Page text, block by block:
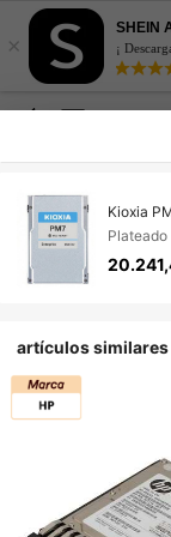
×
SHEIN
¡
Kioxia
Plateado
artículos similares